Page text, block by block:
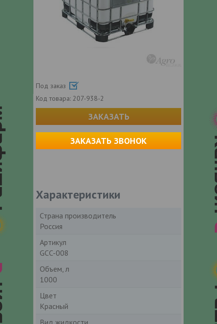
Под заказ
Код товара: 207-938-2
ЗАКАЗАТЬ
ЗАКАЗАТЬ ЗВОНОК
Характеристики
Страна производитель
Россия
Артикул
GCC-008
Объем, л
1000
Цвет
Красный
Вид жидкости